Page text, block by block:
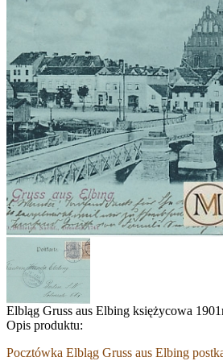
Elbląg Gruss aus Elbing księżycowa
Opis produktu:
Pocztówka Elbląg Gruss aus Elbing